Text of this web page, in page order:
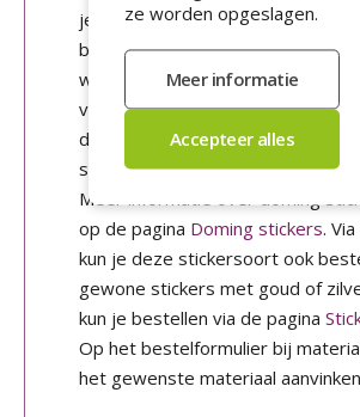
je wel buiten gebruiken, aangezien
bestand is tegen water. Papier en
wordt op rol geleverd. Zilver vinyl
vinyl zijn alleen mogelijk in
doming. Dit is een 3D-harslaag,
stickers een exclusieve uitstraling
Meer informatie over doming
op de pagina Doming stickers.
kun je deze stickersoort ook
gewone stickers met goud of
kun je bestellen via de pagina
Op het bestelformulier bij
het gewenste materiaal
ze worden opgeslagen.